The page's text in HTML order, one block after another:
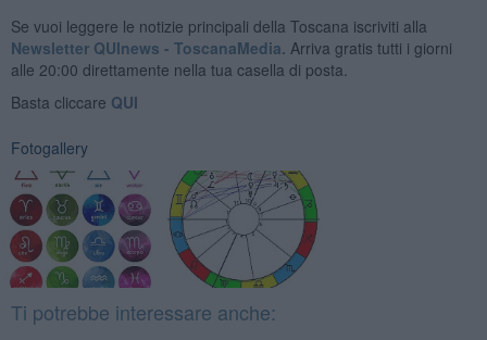
Se vuoi leggere le notizie principali della Toscana iscriviti alla
Newsletter QUInews - ToscanaMedia. Arriva gratis tutti i giorni
alle 20:00 direttamente nella tua casella di posta.
Basta cliccare QUI
Fotogallery
Ti potrebbe interessare anche: